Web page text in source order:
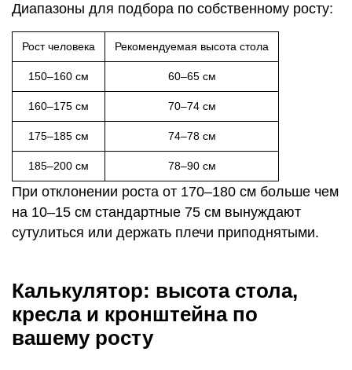
Диапазоны для подбора по собственному росту:
Рост человека Рекомендуемая высота стола
150–160 см 60–65 см
160–175 см 70–74 см
175–185 см 74–78 см
185–200 см 78–90 см
При отклонении роста от 170–180 см больше чем
на 10–15 см стандартные 75 см вынуждают
сутулиться или держать плечи приподнятыми.
Калькулятор: высота стола,
кресла и кронштейна по
вашему росту